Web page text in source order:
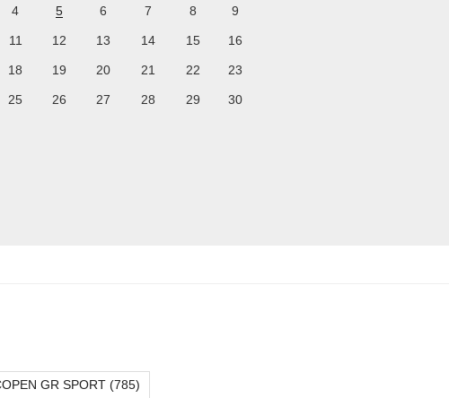
4 5 6 7 8 9
11 12 13 14 15 16
18 19 20 21 22 23
25 26 27 28 29 30
GR SPORT(785)